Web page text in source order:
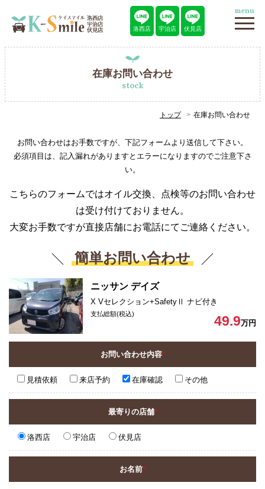
洛西店 宇治店 伏見店
menu
在庫お問い合わせ
stock
トップ 在庫お問い合わせ
お問い合わせはお手数ですが、下記フォームより送信して下さい。
必須項目は、記入漏れがありますとエラーになりますのでご注意下さ
い。
こちらのフォームではオイル交換、点検等のお問い合わせ
は受け付けておりません。
大変お手数ですが直接店舗にお電話にてご連絡ください。
簡単お問い合わせ
ニッサン デイズ
X Vセレクション+SafetyⅡ ナビ付き
支払総額(税込) 49.9万円
お問い合わせ内容*
見積依頼 来店予約 在庫確認 その他
最寄りの店舗*
洛西店 宇治店 伏見店
お名前*